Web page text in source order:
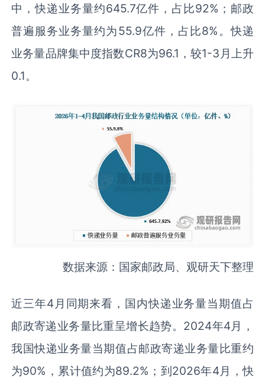
中，快递业务量约645.7亿件，占比92%；邮政
普遍服务业务量约为55.9亿件，占比8%。快递
业务量品牌集中度指数CR8为96.1，较1-3月上升
0.1。
数据来源：国家邮政局、观研天下整理
近三年4月同期来看，国内快递业务量当期值占
邮政寄递业务量比重呈增长趋势。2024年4月，
我国快递业务量当期值占邮政寄递业务量比重约
为90%，累计值约为89.2%；到2026年4月，快